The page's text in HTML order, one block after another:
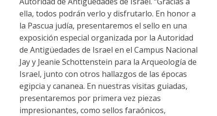
ella, todos podrán verlo y disfrutarlo. En honor a
la Pascua judía, presentaremos el sello en una
exposición especial organizada por la Autoridad
de Antigüedades de Israel en el Campus Nacional
Jay y Jeanie Schottenstein para la Arqueología de
Israel, junto con otros hallazgos de las épocas
egipcia y cananea. En nuestras visitas guiadas,
presentaremos por primera vez piezas
impresionantes, como sellos faraónicos,